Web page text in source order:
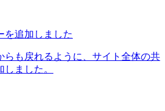
を追加しました
らも戻れるように、サイト全体の共
ました。